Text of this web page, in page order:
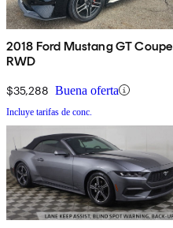
2018 Ford Mustang GT Coupe
RWD
$35,288 Buena oferta
Incluye tarifas de conc.